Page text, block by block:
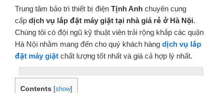
Trung tâm bảo trì thiết bị điện Tịnh Anh chuyên cung
cấp dịch vụ lắp đặt máy giặt tại nhà giá rẻ ở Hà Nội.
Chúng tôi có đội ngũ kỹ thuật viên trải rộng khắp các quận
Hà Nội nhằm mang đến cho quý khách hàng dịch vụ lắp
đặt máy giặt chất lượng tốt nhất và giá cả hợp lý nhất.
Contents [show]